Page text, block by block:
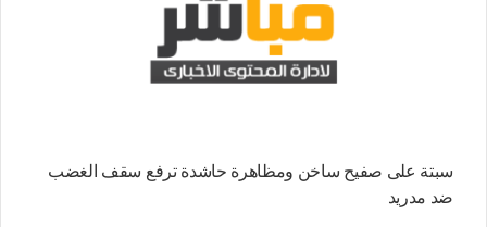
سبتة على صفيح ساخن ومظاهرة حاشدة ترفع سقف الغضب
ضد مدريد